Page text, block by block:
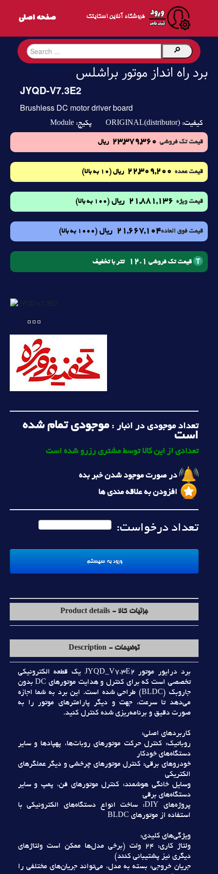
فروشگاه آنلاین اسکایتک
برد راه انداز موتور براشلس
JYQD-V7.3E2
Brushless DC motor driver board
کیفیت: ORIGINAL(distributor) پکیج: Module
قیمت تک فروشی 23,379,360 ریال
قیمت عمده 22,309,200 ریال (10 به بالا)
قیمت ویژه 21,881,136 ریال (100 به بالا)
قیمت فوق العاده21,667,104 ریال (1000 به بالا)
قیمت تک فروشی 12.1 تتر با تخفیف
تعداد موجودی در انبار :موجودی تمام شده
است
تعدادی از این کالا توسط مشتری رزرو شده است
در صورت موجود شدن خبر بده
افزودن به علاقه مندی ها
تعداد درخواست:
جزئیات کالا - Product details
توضیحات - Description
برد درايور موتور JYQD_V7.3E2 يک قطعه الکترونيکي
تخصصي است که براي کنترل و هدايت موتورهاي DC بدون
جاروبک (BLDC) طراحي شده است. اين برد به شما اجازه
مي‌دهد تا سرعت، جهت و ديگر پارامترهاي موتور را به
صورت دقيق و برنامه‌ريزي شده کنترل کنيد.
کاربردهاي اصلي:
روباتيک: کنترل حرکت موتورهاي روبات‌ها، پهپادها و ساير
دستگاه‌هاي خودکار
خودروهاي برقي: کنترل موتورهاي چرخشي و ديگر عملگرهاي
الکتريکي
وسايل خانگي هوشمند: کنترل موتورهاي فن، پمپ و ساير
دستگاه‌هاي برقي
پروژه‌هاي DIY: ساخت انواع دستگاه‌هاي الکترونيکي با
استفاده از موتورهاي BLDC
ويژگي‌هاي کليدي:
ولتاژ کاري: 24 ولت (برخي مدل‌ها ممکن است ولتاژهاي
ديگري نيز پشتيباني کنند)
جريان خروجي: بسته به مدل، مي‌تواند جريان‌هاي مختلفي را